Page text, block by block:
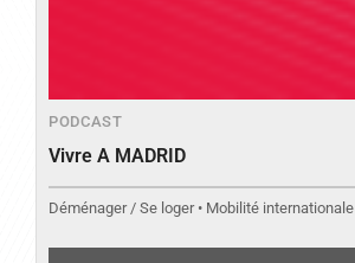
PODCAST
Vivre A MADRID
Déménager / Se loger • Mobilité internationale